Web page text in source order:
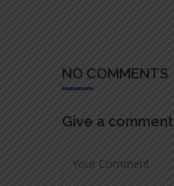
NO COMMENTS
Give a comment